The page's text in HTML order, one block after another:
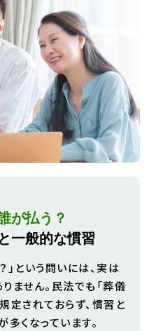
が払う？
一般的な慣習
という問いには、実は
ません。民法でも「葬儀
定されておらず、慣習と
くなっています。